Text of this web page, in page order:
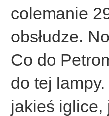
colemanie
obsłudze.
Co do
do tej
jakieś iglice,